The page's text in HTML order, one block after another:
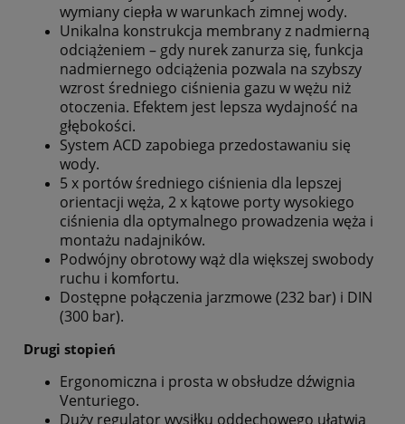
wymiany ciepła w warunkach zimnej wody.
Unikalna konstrukcja membrany z nadmierną
odciążeniem – gdy nurek zanurza się, funkcja
nadmiernego odciążenia pozwala na szybszy
wzrost średniego ciśnienia gazu w wężu niż
otoczenia. Efektem jest lepsza wydajność na
głębokości.
System ACD zapobiega przedostawaniu się
wody.
5 x portów średniego ciśnienia dla lepszej
orientacji węża, 2 x kątowe porty wysokiego
ciśnienia dla optymalnego prowadzenia węża i
montażu nadajników.
Podwójny obrotowy wąż dla większej swobody
ruchu i komfortu.
Dostępne połączenia jarzmowe (232 bar) i DIN
(300 bar).
Drugi stopień
Ergonomiczna i prosta w obsłudze dźwignia
Venturiego.
Duży regulator wysiłku oddechowego ułatwia